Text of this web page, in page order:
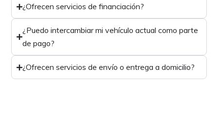
¿Ofrecen servicios de financiación?
¿Puedo intercambiar mi vehículo actual como parte
de pago?
¿Ofrecen servicios de envío o entrega a domicilio?